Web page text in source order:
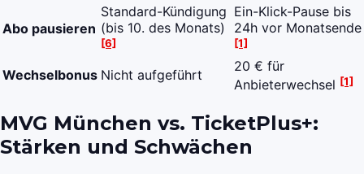
Abo pausieren
Standard-Kündigung
(bis 10. des Monats)
[6]
Ein-Klick-Pause bis
24h vor Monatsende
[1]
Wechselbonus Nicht aufgeführt
20 € für
Anbieterwechsel [1]
MVG München vs. TicketPlus+:
Stärken und Schwächen